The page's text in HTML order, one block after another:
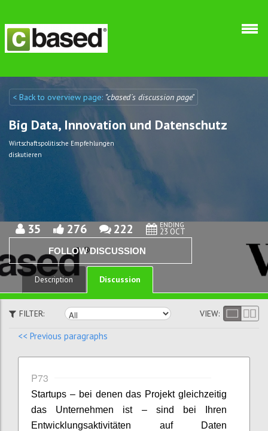
Discuto
Discuto
< Back to overview page: "cbased´s discussion page"
Big Data, Innovation und Datenschutz
Wirtschaftspolitische Empfehlungen
diskutieren
35 276 222 ENDING
23 OCT
FOLLOW DISCUSSION
Description Discussion
FILTER: VIEW:
<< Previous paragraphs
P73
Startups – bei denen das Projekt gleichzeitig
das Unternehmen ist – sind bei Ihren
Entwicklungsaktivitäten auf Daten